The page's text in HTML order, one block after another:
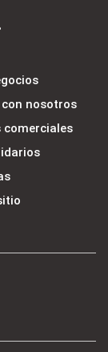
nosotros
comerciales